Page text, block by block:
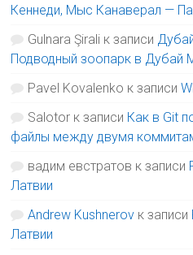
Кеннеди, Мыс Канаверал —
Gulnara Şirali к записи
Подводный зоопарк в Дубай
Pavel Kovalenko к записи
Salotor к записи Как в Git
файлы между двумя
вадим евстратов к записи
Латвии
Andrew Kushnerov к записи
Латвии